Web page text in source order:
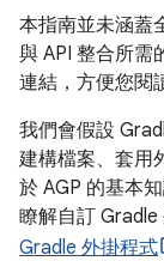
本指南並未涵蓋
與 API 整合所需
連結，方便您閱
我們會假設
建構檔案、套用
於 AGP 的基本
瞭解自訂 Gradle
Gradle 外掛程式